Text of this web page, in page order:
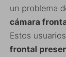
un problema
cámara
Estos
frontal